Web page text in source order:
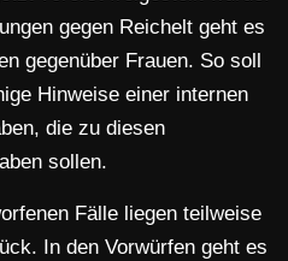
gegen Reichelt geht es
gegenüber Frauen. So soll
Hinweise einer internen
die zu diesen
sollen.
Fälle liegen teilweise
In den Vorwürfen geht es